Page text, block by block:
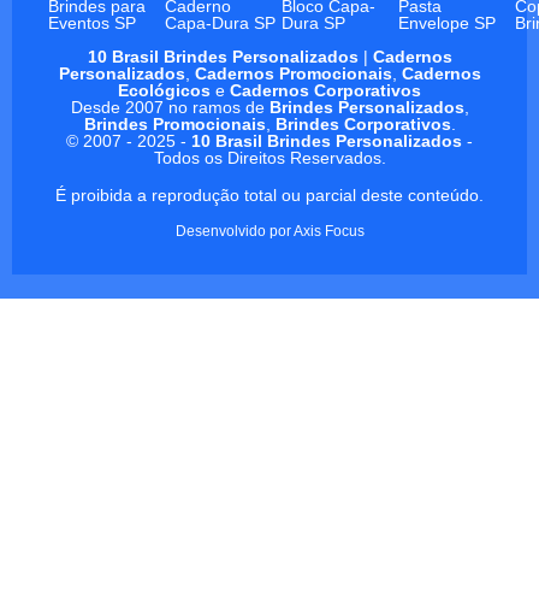
Brindes para
Eventos SP
Caderno
Capa-Dura SP
Bloco Capa-
Dura SP
Pasta
Envelope SP
10 Brasil Brindes Personalizados| Cadernos
Personalizados, Cadernos Promocionais, Cadernos
Ecológicos e Cadernos Corporativos
Desde 2007 no ramos de Brindes Personalizados,
Brindes Promocionais, Brindes Corporativos.
© 2007 - 2025 - 10 Brasil Brindes Personalizados -
Todos os Direitos Reservados.
É proibida a reprodução total ou parcial deste conteúdo.
Desenvolvido porAxis Focus